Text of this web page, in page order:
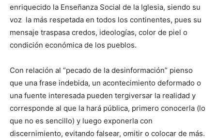
enriquecido la Enseñanza Social de la Iglesia, siendo su
voz la más respetada en todos los continentes, pues su
mensaje traspasa credos, ideologías, color de piel o
condición económica de los pueblos.
Con relación al “pecado de la desinformación” pienso
que una frase indebida, un acontecimiento deformado o
una fuente interesada pueden tergiversar la realidad y
corresponde al que la hará pública, primero conocerla (lo
que no es sencillo) y luego exponerla con
discernimiento, evitando falsear, omitir o colocar de más.